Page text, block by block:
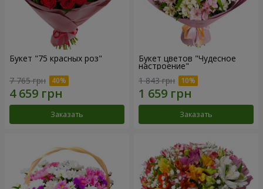
Букет "75 красных роз"
7 765 грн
Заказать
Букет цветов "Чудесное
настроение"
1 843 грн
Заказать